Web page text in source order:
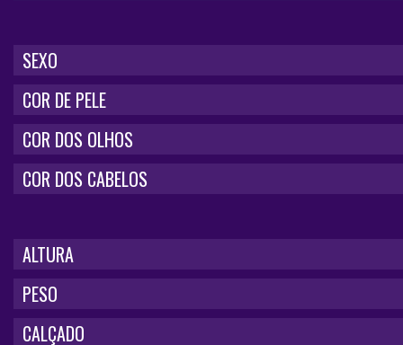
SEXO
COR DE PELE
COR DOS OLHOS
COR DOS CABELOS
ALTURA
PESO
CALÇADO